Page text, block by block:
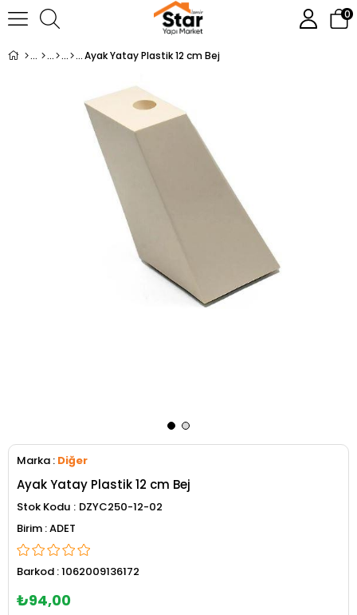
0
Ayak Yatay Plastik 12 cm Bej
Marka : Diğer
Ayak Yatay Plastik 12 cm Bej
Stok Kodu
DZYC250-12-02
ADET
Barkod :1062009136172
₺94,00